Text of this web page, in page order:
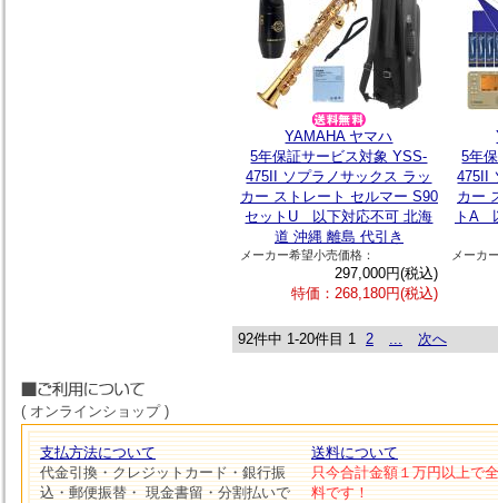
YAMAHA ヤマハ
5年保証サービス対象 YSS-
475II ソプラノサックス ラッ
カー ストレート セルマー S90
セットU 以下対応不可 北海
道 沖縄 離島 代引き
メーカー希望小売価格：
297,000円(税込)
特価：268,180円(税込)
5年
475II
カー
トA
メーカ
92件中 1-20件目 1 2 ... 次へ
( オンラインショップ )
支払方法について
代金引換・クレジットカード・銀行振
込・郵便振替・ 現金書留・分割払いで
送料について
只今合計金額１万円以上で
料です！